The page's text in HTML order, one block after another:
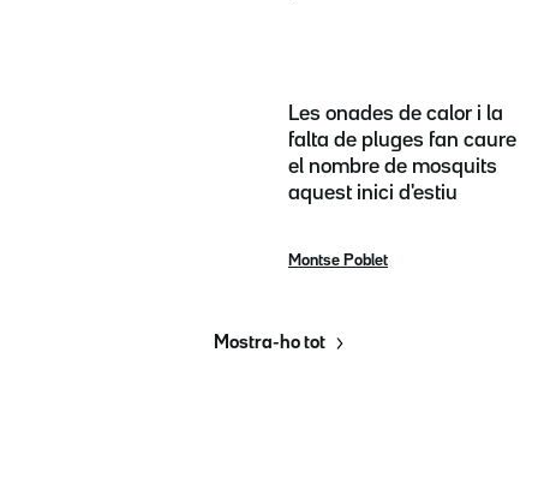
Les onades de calor i la
falta de pluges fan caure
el nombre de mosquits
aquest inici d'estiu
Montse Poblet
Mostra-ho tot